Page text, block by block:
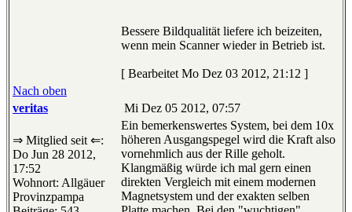
Bessere Bildqualität liefere ich beizeiten,
wenn mein Scanner wieder in Betrieb ist.
[ Bearbeitet Mo Dez 03 2012, 21:12 ]
Nach oben
veritas
Mi Dez 05 2012, 07:57
⇒ Mitglied seit ⇐:
Do Jun 28 2012,
17:52
Wohnort: Allgäuer
Provinzpampa
Ein bemerkenswertes System, bei dem 10x
höheren Ausgangspegel wird die Kraft also
vornehmlich aus der Rille geholt.
Klangmäßig würde ich mal gern einen
direkten Vergleich mit einem modernen
Magnetsystem und der exakten selben